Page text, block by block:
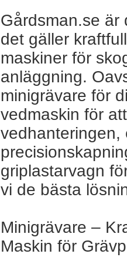
Gårdsman.se är
det gäller
maskiner för
anläggning.
minigrävare för
vedmaskin för
vedhanteringen,
griplastarvagn
vi de bästa
Minigrävare –
Maskin för